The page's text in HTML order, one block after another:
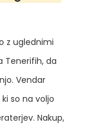
z uglednimi
Tenerifih, da
Vendar
so na voljo
Nakup,